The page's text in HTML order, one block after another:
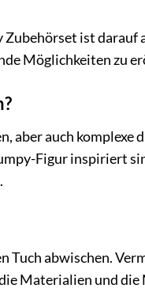
ist darauf
Möglichkeiten zu
aber auch komplexe
Figur inspiriert
abwischen.
Materialien und die